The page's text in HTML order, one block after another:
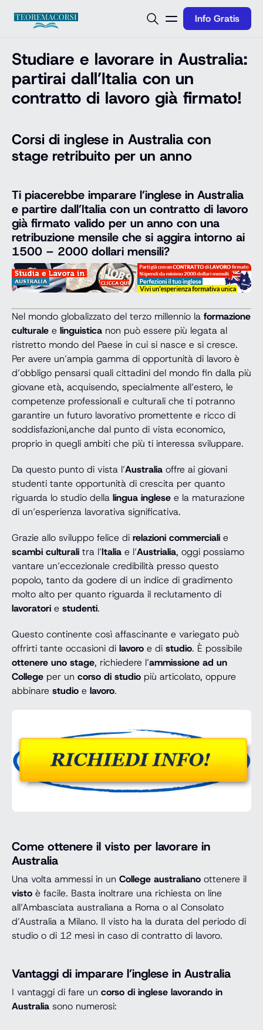
Info Gratis
Studiare e lavorare in Australia:
partirai dall’Italia con un
contratto di lavoro già firmato!
Corsi di inglese in Australia con
stage retribuito per un anno
Ti piacerebbe imparare l’inglese in Australia
e partire dall’Italia con un contratto di lavoro
già firmato valido per un anno con una
retribuzione mensile che si aggira intorno ai
1500 – 2000 dollari mensili?
Nel mondo globalizzato del terzo millennio la formazione
culturale e linguistica non può essere più legata al
ristretto mondo del Paese in cui si nasce e si cresce.
Per avere un’ampia gamma di opportunità di lavoro è
d’obbligo pensarsi quali cittadini del mondo fin dalla più
giovane età, acquisendo, specialmente all’estero, le
competenze professionali e culturali che ti potranno
garantire un futuro lavorativo promettente e ricco di
soddisfazioni,anche dal punto di vista economico,
proprio in quegli ambiti che più ti interessa sviluppare.
Da questo punto di vista l’Australia offre ai giovani
studenti tante opportunità di crescita per quanto
riguarda lo studio della lingua inglese e la maturazione
di un’esperienza lavorativa significativa.
Grazie allo sviluppo felice di relazioni commerciali e
scambi culturali tra l’Italia e l’Austrialia, oggi possiamo
vantare un’eccezionale credibilità presso questo
popolo, tanto da godere di un indice di gradimento
molto alto per quanto riguarda il reclutamento di
lavoratori e studenti.
Questo continente così affascinante e variegato può
offrirti tante occasioni di lavoro e di studio. È possibile
ottenere uno stage, richiedere l’ammissione ad un
College per un corso di studio più articolato, oppure
abbinare studio e lavoro.
Come ottenere il visto per lavorare in
Australia
Una volta ammessi in un College australiano ottenere il
visto è facile. Basta inoltrare una richiesta on line
all’Ambasciata australiana a Roma o al Consolato
d’Australia a Milano. Il visto ha la durata del periodo di
studio o di 12 mesi in caso di contratto di lavoro.
Vantaggi di imparare l’inglese in Australia
I vantaggi di fare un corso di inglese lavorando in
Australia sono numerosi: